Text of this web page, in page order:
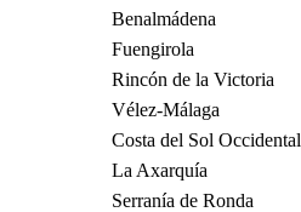
Benalmádena
Fuengirola
Rincón de la Victoria
Vélez-Málaga
Costa del Sol Occidental
La Axarquía
Serranía de Ronda